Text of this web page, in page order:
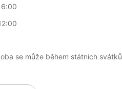
se může během státních svátků